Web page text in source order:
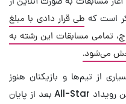
طی قرار دادی با مبلغ
تمامی مسابقات این رشته به
می‌شود.
از تیم‌ها و بازیکنان هنوز
بازی‌های خود را شروع نکرده‌اند، بنابراین رویداد All-Star بعد از پایان